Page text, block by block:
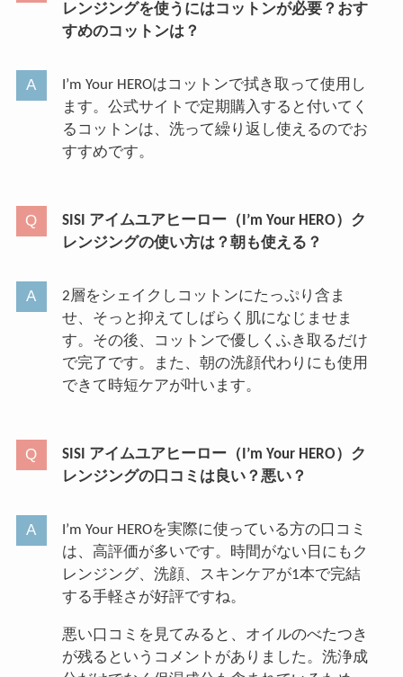
レンジングを使うにはコットンが必要？おす
すめのコットンは？
I’m Your HEROはコットンで拭き取って使用し
ます。公式サイトで定期購入すると付いてく
るコットンは、洗って繰り返し使えるのでお
すすめです。
SISI アイムユアヒーロー（I’m Your HERO）ク
レンジングの使い方は？朝も使える？
2層をシェイクしコットンにたっぷり含ま
せ、そっと抑えてしばらく肌になじませま
す。その後、コットンで優しくふき取るだけ
で完了です。また、朝の洗顔代わりにも使用
できて時短ケアが叶います。
SISI アイムユアヒーロー（I’m Your HERO）ク
レンジングの口コミは良い？悪い？
I’m Your HEROを実際に使っている方の口コミ
は、高評価が多いです。時間がない日にもク
レンジング、洗顔、スキンケアが1本で完結
する手軽さが好評ですね。
悪い口コミを見てみると、オイルのべたつき
が残るというコメントがありました。洗浄成